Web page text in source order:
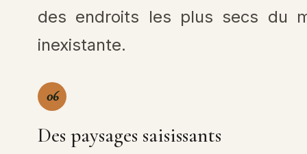
des endroits les plus secs du
inexistante.
06
Des paysages saisissants